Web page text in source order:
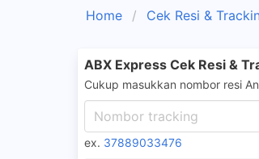
Home Cek Resi &
ABX Express Cek Resi &
Cukup masukkan nombor resi
ex. 37889033476